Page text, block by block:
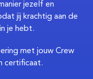
jezelf en
jij krachtig aan de
je hebt.
met jouw Crew
certificaat.